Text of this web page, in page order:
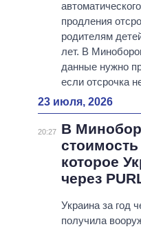
автоматического
продления
родителям
лет. В
данные нужно
если отсрочка
23 июля, 2026
20:27
В
которое
через
Украина за год
получила